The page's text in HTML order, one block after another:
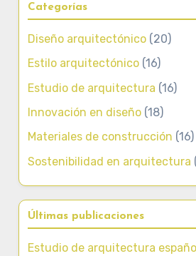
Categorías
Diseño arquitectónico (20)
Estilo arquitectónico (16)
Estudio de arquitectura (16)
Innovación en diseño (18)
Materiales de construcción (16)
Sostenibilidad en arquitectura
Últimas publicaciones
Estudio de arquitectura